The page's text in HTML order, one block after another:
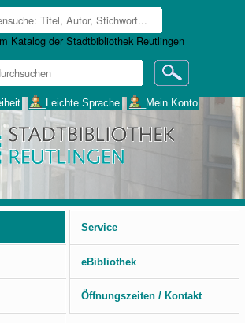
___Leichte Sprache ___Mein Konto
Service
eBibliothek
Öffnungszeiten / Kontakt